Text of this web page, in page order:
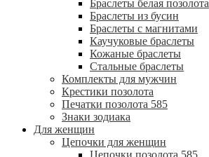
Браслеты белая позолота
Браслеты из бусин
Браслеты с магнитами
Каучуковые браслеты
Кожаные браслеты
Стальные браслеты
Комплекты для мужчин
Крестики позолота
Печатки позолота 585
Знаки зодиака
Для женщин
Цепочки для женщин
Цепочки позолота 585